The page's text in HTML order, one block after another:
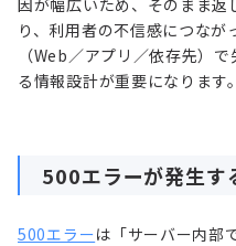
り、利用者の不信感につな
（Web／アプリ／依存先）
る情報設計が重要になります。
500エラーが発生す
500エラーは「サーバー内部